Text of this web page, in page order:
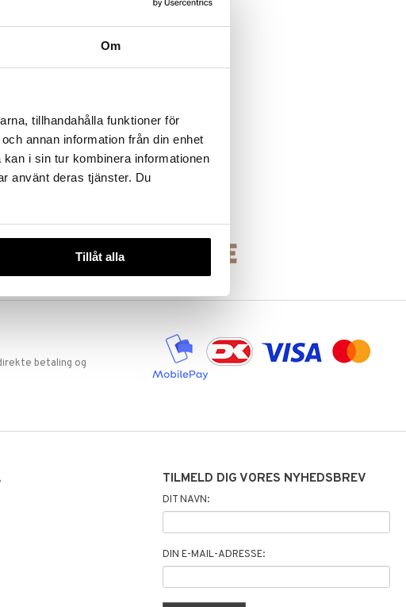
Om
tillhandahålla funktioner för
annan information från din enhet
i sin tur kombinera informationen
använt deras tjänster. Du
Tillåt alla
betaling og
TILMELD DIG VORES NYHEDSBREV
DIT NAVN:
DIN E-MAIL-ADRESSE: